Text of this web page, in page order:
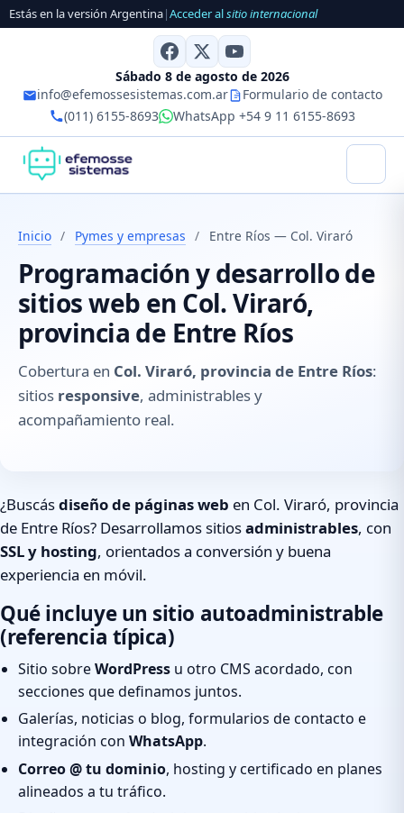
Estás en la versión Argentina|Acceder alsitio internacional
Sábado 8 de agosto de 2026
info@efemossesistemas.com.ar
Formulario de contacto
(011) 6155-8693
WhatsApp +54 9 11 6155-8693
Inicio / Pymes y empresas / Entre Ríos — Col. Viraró
Programación y desarrollo de
sitios web en Col. Viraró,
provincia de Entre Ríos
Cobertura en Col. Viraró, provincia de Entre Ríos:
sitios responsive, administrables y
acompañamiento real.
¿Buscásdiseño de páginas web en Col. Viraró, provincia
de Entre Ríos? Desarrollamos sitiosadministrables, con
SSL y hosting, orientados a conversión y buena
experiencia en móvil.
Qué incluye un sitio autoadministrable
(referencia típica)
Sitio sobreWordPress u otro CMS acordado, con
secciones que definamos juntos.
Galerías, noticias o blog, formularios de contacto e
integración con WhatsApp.
Correo @ tu dominio, hosting y certificado en planes
alineados a tu tráfico.